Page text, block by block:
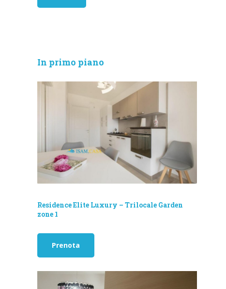
In primo piano
Residence Elite Luxury – Trilocale Garden
zone 1
Prenota